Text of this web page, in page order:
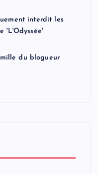
interdit les
'L'Odyssée'
du blogueur